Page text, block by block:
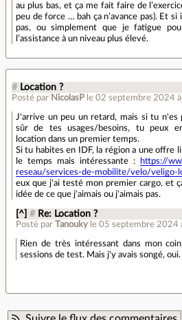
au plus bas, et ça me fait faire de
peu de force … bah ça n’avance pas). Et
pas, ou simplement que je fatigue
l’assistance à un niveau plus élevé.
# Location ?
Posté par NicolasP le 02 septembre 2024
J'arrive un peu un retard, mais si tu n'es
sûr de tes usages/besoins, tu peux
location dans un premier temps.
Si tu habites en IDF, la région a une offre
le temps mais intéressante :
https://
reseau/services-de-mobilite/velo/veligo-
eux que j'ai testé mon premier cargo, et
idée de ce que j'aimais ou j'aimais pas.
[^] # Re: Location ?
Posté parTanouky le 05 septembre 2024
Rien de très intéressant dans mon
sessions de test. Mais j'y avais songé, oui.